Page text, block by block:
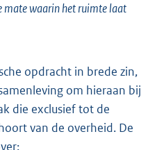
mate waarin het ruimte laat
opdracht in brede zin,
om hieraan bij
die exclusief tot de
van de overheid. De